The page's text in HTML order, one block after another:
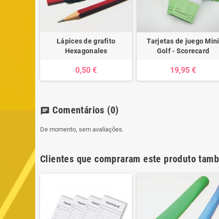
Lápices de grafito
Hexagonales
0,50 €
Tarjetas de juego Mini
Golf - Scorecard
19,95 €
chat Comentários (0)
De momento, sem avaliações.
Clientes que compraram este produto